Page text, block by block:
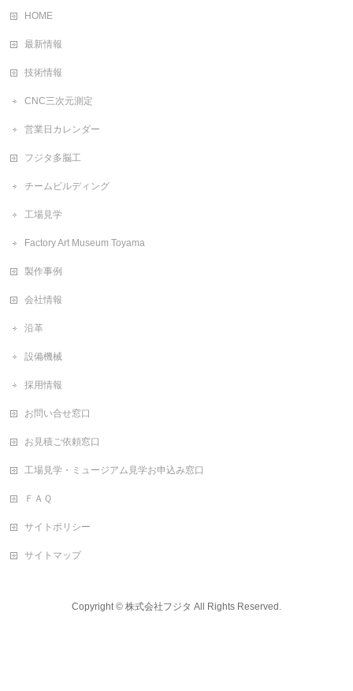
HOME
最新情報
技術情報
CNC三次元測定
営業日カレンダー
フジタ多脳工
チームビルディング
工場見学
Factory Art Museum Toyama
製作事例
会社情報
沿革
設備機械
採用情報
お問い合せ窓口
お見積ご依頼窓口
工場見学・ミュージアム見学お申込み窓口
ＦＡＱ
サイトポリシー
サイトマップ
Copyright © 株式会社フジタ All Rights Reserved.